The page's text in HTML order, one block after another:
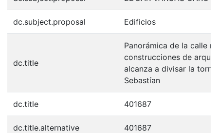
dc.subject.proposal Edificios
dc.title
Panorámica de la calle
construcciones de
alcanza a divisar la torre
Sebastían
dc.title 401687
dc.title.alternative 401687